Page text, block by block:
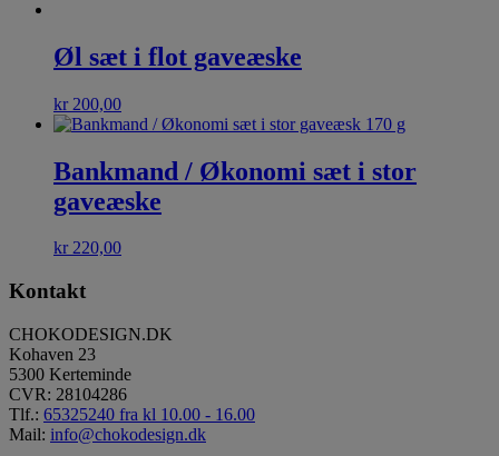
Øl sæt i flot gaveæske
kr 200,00
Bankmand / Økonomi sæt i stor
gaveæske
kr 220,00
Kontakt
CHOKODESIGN.DK
Kohaven 23
5300 Kerteminde
CVR: 28104286
Tlf.: 65325240 fra kl 10.00 - 16.00
Mail: info@chokodesign.dk